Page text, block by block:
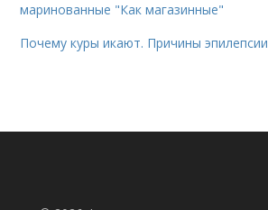
маринованные "Как магазинные"
Почему куры икают. Причины эпилепсии